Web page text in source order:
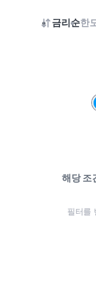
7
금리순한
해당 조
필터를